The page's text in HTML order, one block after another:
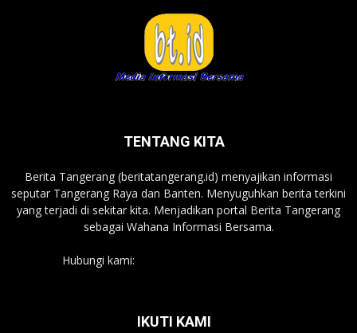
TENTANG KITA
Berita Tangerang (beritatangerang.id) menyajikan informasi
seputar Tangerang Raya dan Banten. Menyuguhkan berita terkini
yang terjadi di sekitar kita. Menjadikan portal Berita Tangerang
sebagai Wahana Informasi Bersama.
Hubungi kami:
IKUTI KAMI